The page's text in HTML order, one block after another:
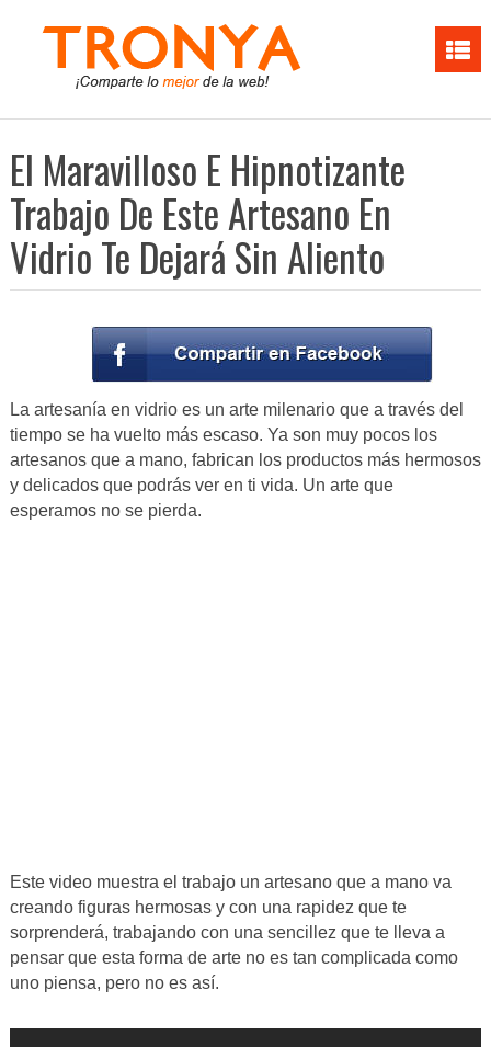
El Maravilloso E Hipnotizante
Trabajo De Este Artesano En
Vidrio Te Dejará Sin Aliento
La artesanía en vidrio es un arte milenario que a través del
tiempo se ha vuelto más escaso. Ya son muy pocos los
artesanos que a mano, fabrican los productos más hermosos
y delicados que podrás ver en ti vida. Un arte que
esperamos no se pierda.
Este video muestra el trabajo un artesano que a mano va
creando figuras hermosas y con una rapidez que te
sorprenderá, trabajando con una sencillez que te lleva a
pensar que esta forma de arte no es tan complicada como
uno piensa, pero no es así.